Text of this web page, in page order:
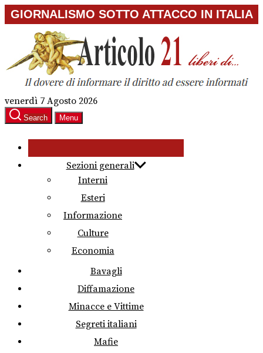
Skip
to
content
GIORNALISMO SOTTO ATTACCO IN ITALIA
venerdì 7 Agosto 2026
Search Menu
Sezioni generali
Interni
Esteri
Informazione
Culture
Economia
Bavagli
Diffamazione
Minacce e Vittime
Segreti italiani
Mafie